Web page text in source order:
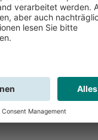
Sie